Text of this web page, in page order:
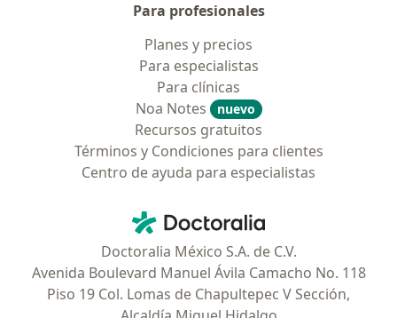
Para profesionales
Planes y precios
Para especialistas
Para clínicas
Noa Notes
nuevo
Recursos gratuitos
Términos y Condiciones para clientes
Centro de ayuda para especialistas
Doctoralia - Página de inicio
Doctoralia México S.A. de C.V.
Avenida Boulevard Manuel Ávila Camacho No. 118
Piso 19 Col. Lomas de Chapultepec V Sección,